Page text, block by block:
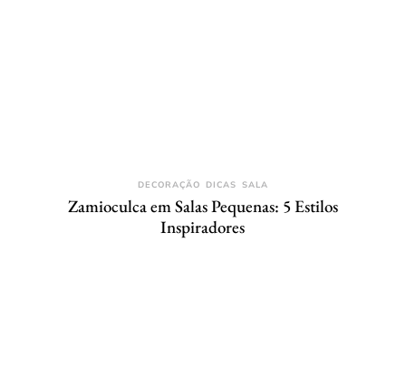
DECORAÇÃO DICAS SALA
Zamioculca em Salas Pequenas: 5 Estilos
Inspiradores